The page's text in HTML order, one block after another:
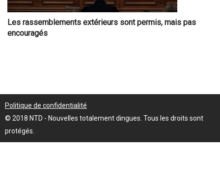
Les rassemblements extérieurs sont permis, mais pas
encouragés
Politique de confidentialité
© 2018 NTD - Nouvelles totalement dingues. Tous les droits sont
protégés.